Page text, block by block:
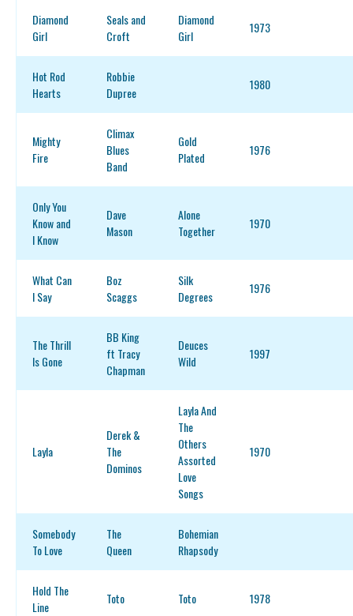
Diamond
Girl
Seals and
Croft
Diamond
Girl
1973
Hot Rod
Hearts
Robbie
Dupree
1980
Mighty
Fire
Climax
Blues
Band
Gold
Plated
1976
Only You
Know and
I Know
Dave
Mason
Alone
Together
1970
What Can
I Say
Boz
Scaggs
Silk
Degrees
1976
The Thrill
Is Gone
BB King
ft Tracy
Chapman
Deuces
Wild
1997
Layla
Derek &
The
Dominos
Layla And
The
Others
Assorted
Love
Songs
1970
Somebody
To Love
The
Queen
Bohemian
Rhapsody
Hold The
Line
Toto Toto 1978